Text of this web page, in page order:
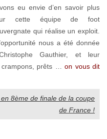
eu envie d’en savoir plus
cette équipe de foot
qui réalise un exploit.
nous a été donnée
Gauthier, et leur
crampons, prêts …on vous dit
8ème de finale de la coupe
de France !